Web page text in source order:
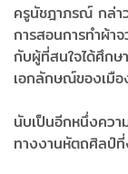
ครูนัชฎาภรณ์ กล่า
การสอนการทำผ้า
กับผู้ที่สนใจได้ศึกษ
เอกลักษณ์ของเมื
นับเป็นอีกหนึ่งคว
ทางงานหัตถศิลป์